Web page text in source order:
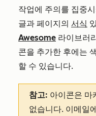
작업에 주의를 집중
글과 페이지의 서식
Awesome 라이브러
콘을 추가한 후에는
할 수 있습니다.
참고: 아이콘은 마
없습니다. 이메일